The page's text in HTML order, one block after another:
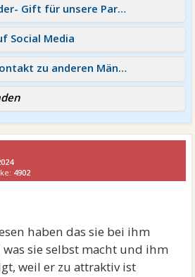
Social Media & Tinder- Gift für unsere Partnerschaften?
Social Media
Social Media und Kontakt zu anderen Männern
4902
haben das sie bei ihm
sie selbst macht und ihm
weil er zu attraktiv ist